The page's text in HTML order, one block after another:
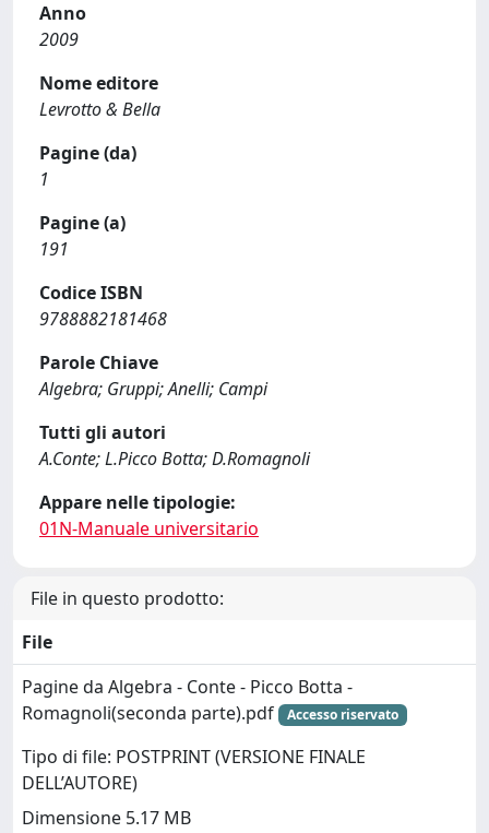
Anno
2009
Nome editore
Levrotto & Bella
Pagine (da)
1
Pagine (a)
191
Codice ISBN
9788882181468
Parole Chiave
Algebra; Gruppi; Anelli; Campi
Tutti gli autori
A.Conte; L.Picco Botta; D.Romagnoli
Appare nelle tipologie:
01N-Manuale universitario
File in questo prodotto:
File
Pagine da Algebra - Conte - Picco Botta -
Romagnoli(seconda parte).pdf
Accesso riservato
Tipo di file: POSTPRINT (VERSIONE FINALE
DELL’AUTORE)
Dimensione 5.17 MB